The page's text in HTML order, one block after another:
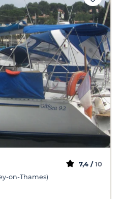
on-Thames)
7,4 / 10